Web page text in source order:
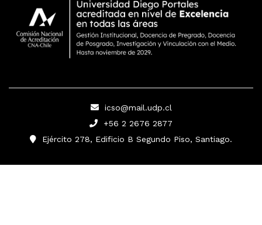
icso@mail.udp.cl
+56 2 2676 2877
Ejército 278, Edificio B Segundo Piso, Santiago.